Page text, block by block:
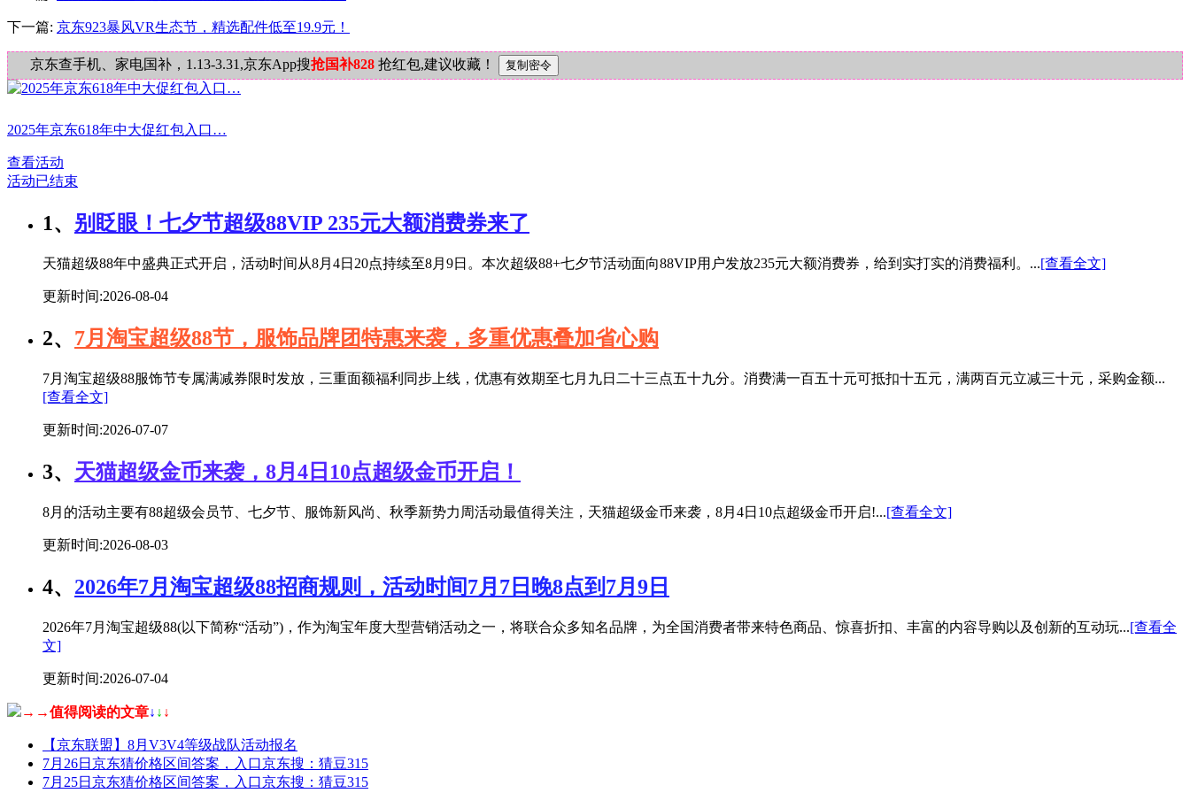
下一篇: 京东923暴风VR生态节，精选配件低至19.9元！
京东查手机、家电国补，1.13-3.31,京东App搜抢国补828 抢红包,建议收藏！
2025年京东618年中大促红包入口…
查看活动
活动已结束
1、 别眨眼！七夕节超级88VIP 235元大额消费券来了
天猫超级88年中盛典正式开启，活动时间从8月4日20点持续至8月9日。本次超级88+七夕节活动面向88VIP用户发放235元大额消费券，给到实打实的消费福利。...[查看全文]
更新时间:2026-08-04
2、 7月淘宝超级88节，服饰品牌团特惠来袭，多重优惠叠加省心购
7月淘宝超级88服饰节专属满减券限时发放，三重面额福利同步上线，优惠有效期至七月九日二十三点五十九分。消费满一百五十元可抵扣十五元，满两百元立减三十元，采购金额...
[查看全文]
更新时间:2026-07-07
3、 天猫超级金币来袭，8月4日10点超级金币开启！
8月的活动主要有88超级会员节、七夕节、服饰新风尚、秋季新势力周活动最值得关注，天猫超级金币来袭，8月4日10点超级金币开启!...[查看全文]
更新时间:2026-08-03
4、 2026年7月淘宝超级88招商规则，活动时间7月7日晚8点到7月9日
2026年7月淘宝超级88(以下简称“活动”)，作为淘宝年度大型营销活动之一，将联合众多知名品牌，为全国消费者带来特色商品、惊喜折扣、丰富的内容导购以及创新的互动玩...[查看全
文]
更新时间:2026-07-04
→→值得阅读的文章↓ ↓ ↓
【京东联盟】8月V3V4等级战队活动报名
7月26日京东猜价格区间答案，入口京东搜：猜豆315
7月25日京东猜价格区间答案，入口京东搜：猜豆315